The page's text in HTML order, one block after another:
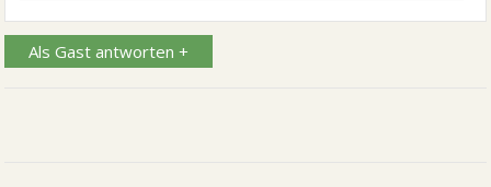
Als Gast antworten +